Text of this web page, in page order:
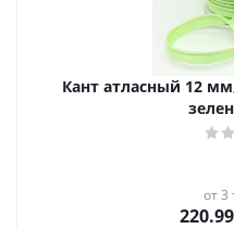
Кант атласный 12
от 3
220.99